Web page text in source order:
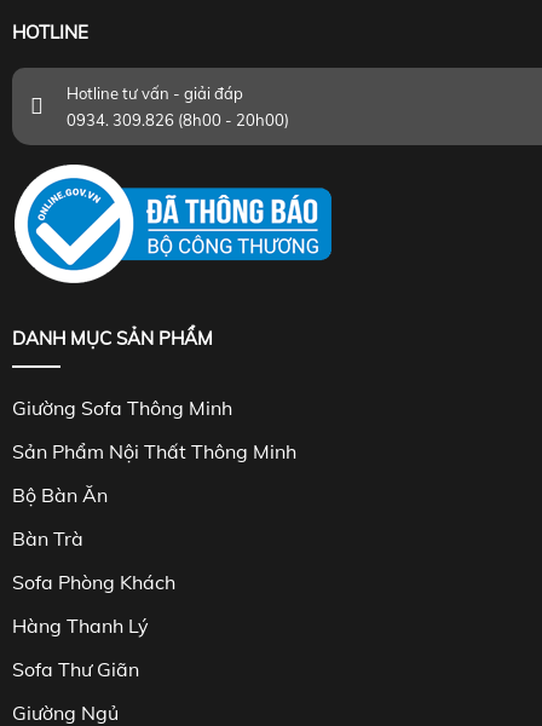
HOTLINE
Hotline tư vấn - giải đáp
0934. 309.826 (8h00 - 20h00)
DANH MỤC SẢN PHẨM
Giường Sofa Thông Minh
Sản Phẩm Nội Thất Thông Minh
Bộ Bàn Ăn
Bàn Trà
Sofa Phòng Khách
Hàng Thanh Lý
Sofa Thư Giãn
Giường Ngủ